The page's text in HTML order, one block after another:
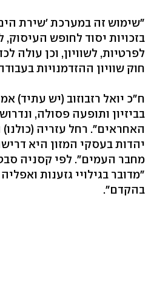
"שימוש זה במערכת 'שירת
בזכויות יסוד לחופש העיסוק,
לפרטיות, לשוויון, וכן עולה
חוק שוויון ההזדמנויות בעבודה,
ח"כ יואל רזבוזוב (יש עתיד)
בביזיון ותופעה פסולה,
האחראים". רחל עזריה
יהדות בעסקי המזון היא
מחבר העמים". לפי קסניה
"מדובר בגילויי גזענות
בהקדם".